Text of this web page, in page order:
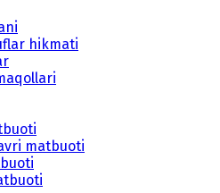
hikmati
matbuoti